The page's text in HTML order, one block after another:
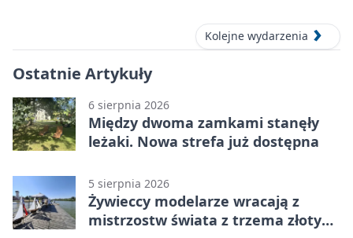
Kolejne wydarzenia
Ostatnie Artykuły
6 sierpnia 2026
Między dwoma zamkami stanęły
leżaki. Nowa strefa już dostępna
5 sierpnia 2026
Żywieccy modelarze wracają z
mistrzostw świata z trzema złotymi